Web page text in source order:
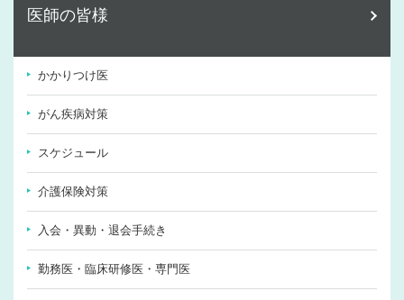
医師の皆様
かかりつけ医
がん疾病対策
スケジュール
介護保険対策
入会・異動・退会手続き
勤務医・臨床研修医・専門医